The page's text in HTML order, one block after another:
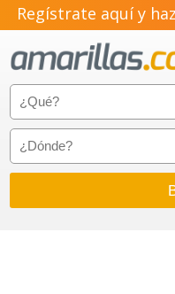
Regístrate aquí y